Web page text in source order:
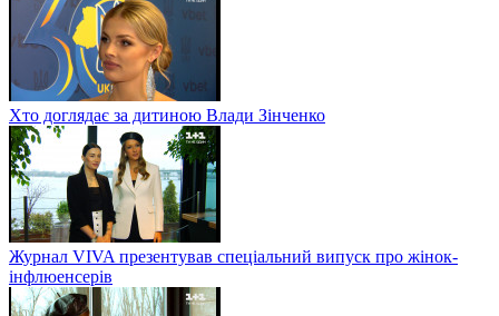
Хто доглядає за дитиною Влади Зінченко
Журнал VIVA презентував спеціальний випуск про жінок-
інфлюенсерів